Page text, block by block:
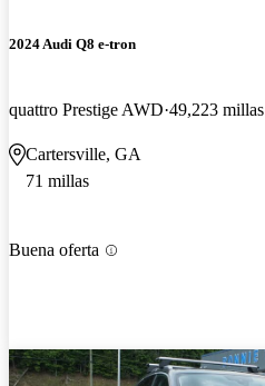
2024 Audi Q8 e-tron
quattro Prestige AWD 49,223 millas
Cartersville, GA
71 millas
Buena oferta